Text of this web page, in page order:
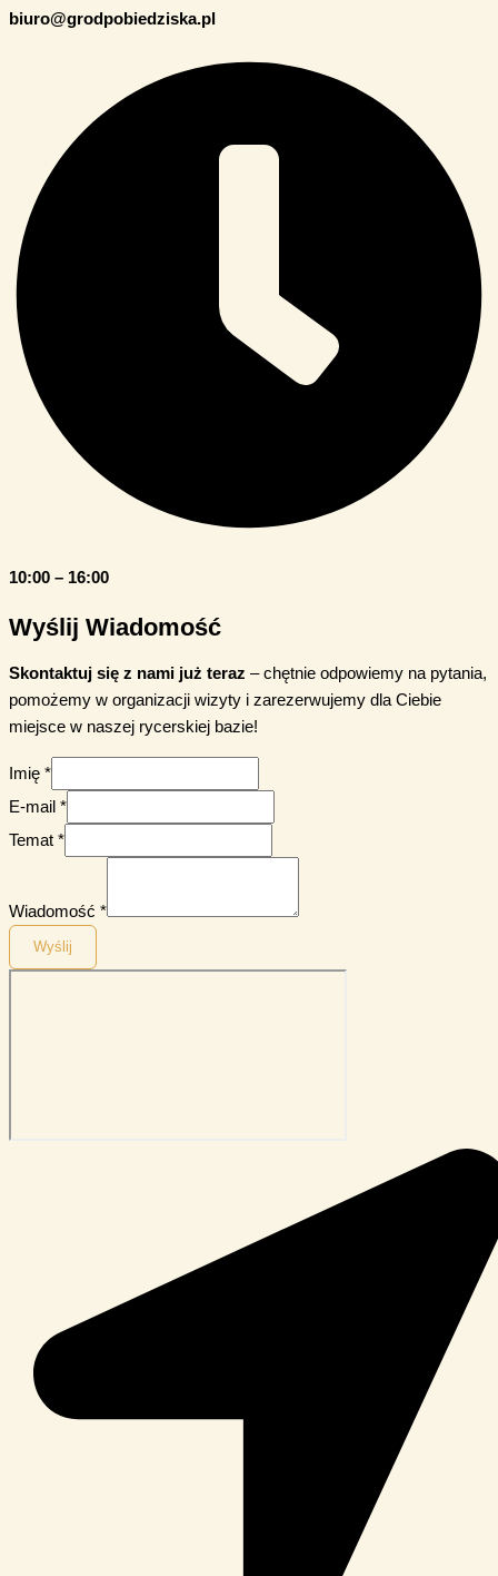
biuro@grodpobiedziska.pl
10:00 – 16:00
Wyślij Wiadomość
Skontaktuj się z nami już teraz – chętnie odpowiemy na pytania,
pomożemy w organizacji wizyty i zarezerwujemy dla Ciebie
miejsce w naszej rycerskiej bazie!
Imię *
E-mail *
Temat *
Wiadomość *
Wyślij